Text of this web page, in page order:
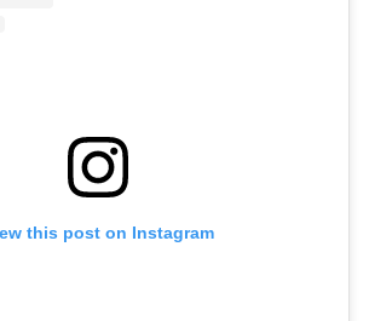
this post on Instagram